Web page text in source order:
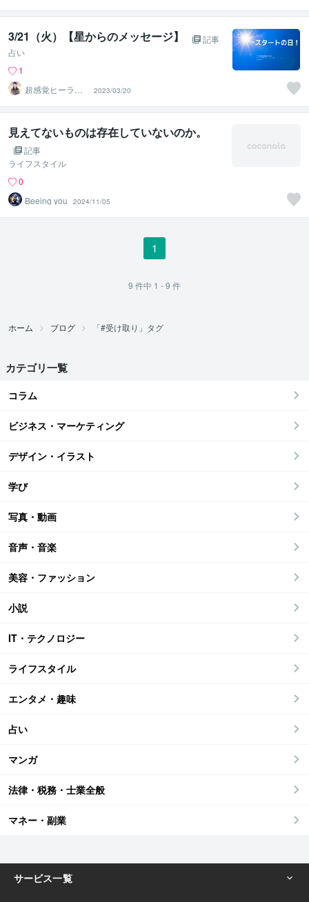
3/21（火）【星からのメッセージ】
記事
占い
1
超感覚ヒーラー
Honoka
2023/03/20
見えてないものは存在していないのか。
記事
ライフスタイル
0
Beeing you
2024/11/05
1
9 件中 1 - 9 件
ホーム ブログ 「#受け取り」タグ
カテゴリ一覧
コラム
ビジネス・マーケティング
デザイン・イラスト
学び
写真・動画
音声・音楽
美容・ファッション
小説
IT・テクノロジー
ライフスタイル
エンタメ・趣味
占い
マンガ
法律・税務・士業全般
マネー・副業